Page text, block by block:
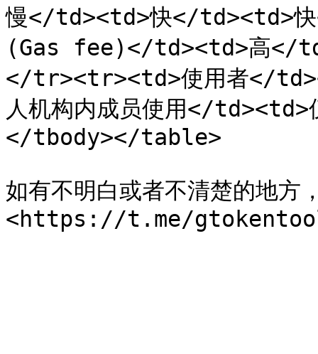
慢</td><td>快</td><td>
(Gas fee)</td><td>高</
</tr><tr><td>使用者</
人机构内成员使用</
</tbody></table>
如有不明白或者不清楚的地方